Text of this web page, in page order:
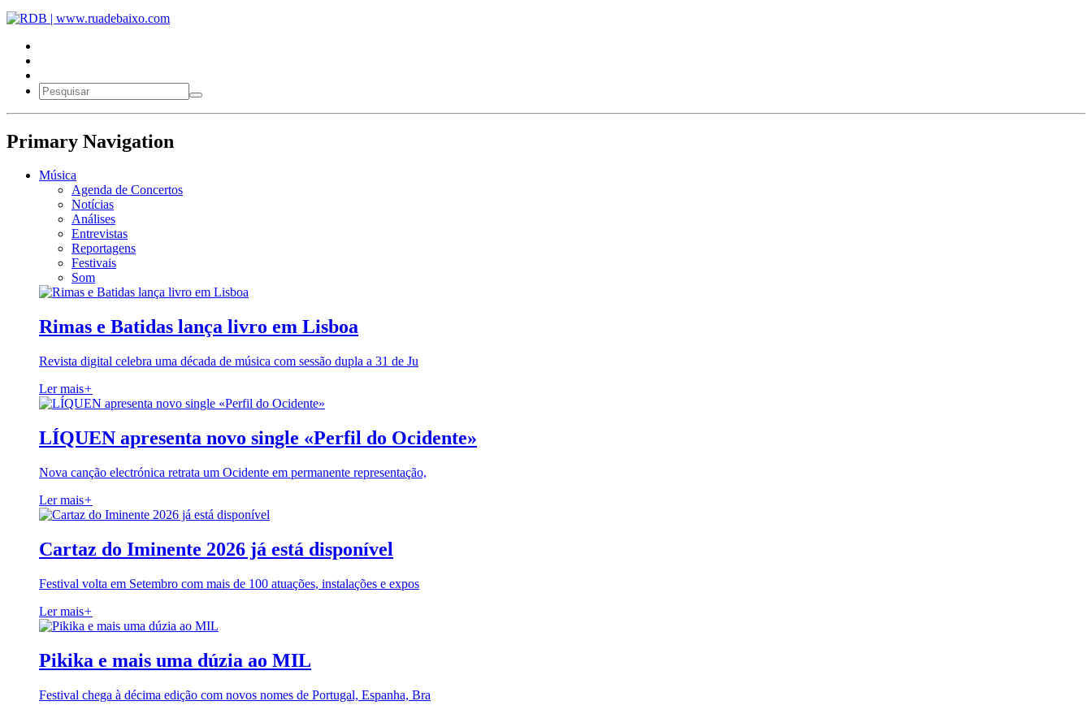
Primary Navigation
Música
Agenda de Concertos
Notícias
Análises
Entrevistas
Reportagens
Festivais
Som
Rimas e Batidas lança livro em Lisboa
Revista digital celebra uma década de música com sessão dupla a 31 de Ju
Ler mais+
LÍQUEN apresenta novo single «Perfil do Ocidente»
Nova canção electrónica retrata um Ocidente em permanente representação,
Ler mais+
Cartaz do Iminente 2026 já está disponível
Festival volta em Setembro com mais de 100 atuações, instalações e expos
Ler mais+
Pikika e mais uma dúzia ao MIL
Festival chega à décima edição com novos nomes de Portugal, Espanha, Bra